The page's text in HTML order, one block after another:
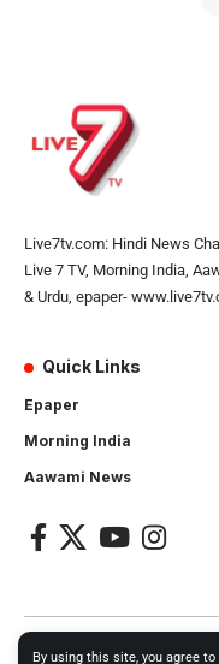
By using this site, you agree to
Live7tv.com: Hindi News
Live 7 TV, Morning India,
& Urdu, epaper-
Quick Links
Epaper
Morning India
Aawami News
2024- All Rights